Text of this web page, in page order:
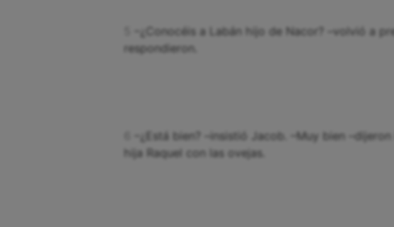
–¿Conocéis a Labán hijo de Nacor? –volvió a
respondieron.
–¿Está bien? –insistió Jacob. –Muy bien
hija Raquel con las ovejas.